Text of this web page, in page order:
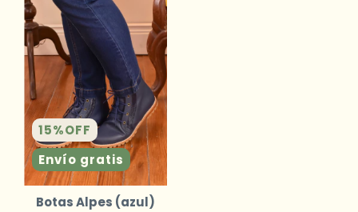
15%OFF
Envío gratis
Botas Alpes (azul)